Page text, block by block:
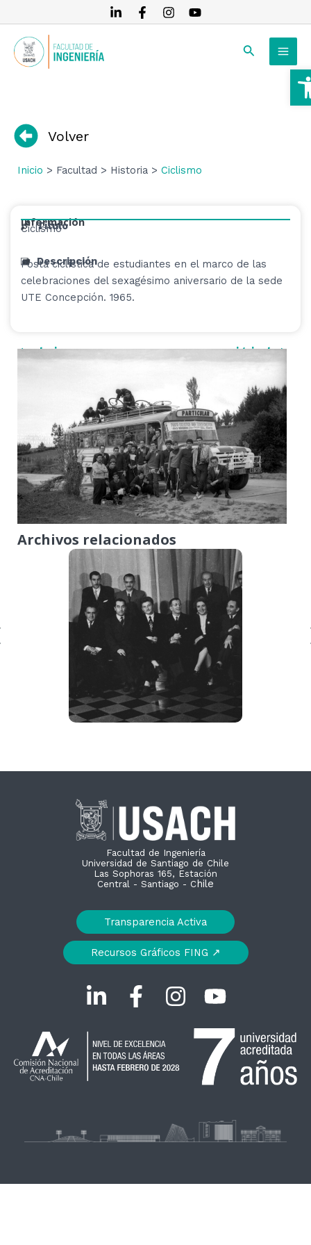
al
contenido
Buscar
Volver
Inicio > Facultad > Historia > Ciclismo
Información
Título
Ciclismo
Descripción
Posta ciclística de estudiantes en el marco de las
celebraciones del sexagésimo aniversario de la sede
UTE Concepción. 1965.
< anterior siguiente >
Archivos relacionados
Facultad de Ingeniería
Universidad de Santiago de Chile
Las Sophoras 165, Estación
Central - Santiago - Chile
Transparencia Activa
Recursos Gráficos FING ↗︎